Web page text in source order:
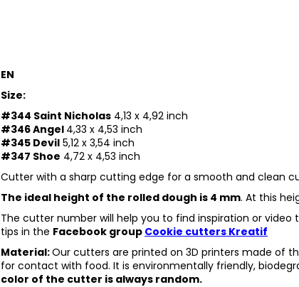
EN
Size:
#344 Saint Nicholas 4,13 x 4,92 inch
#346 Angel 4,33 x 4,53 inch
#345 Devil 5,12 x 3,54 inch
#347 Shoe 4,72 x 4,53 inch
Cutter with a sharp cutting edge for a smooth and clean
The ideal height of the rolled dough is 4 mm. At this
The cutter number will help you to find inspiration or
tips in the Facebook group Cookie cutters Kreatif
Material:Our cutters are printed on 3D printers made of
for contact with food. It is environmentally friendly,
color of the cutter is always random.